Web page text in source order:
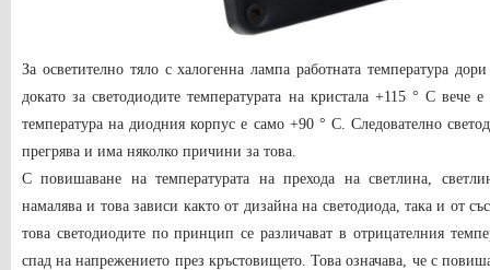
За осветително тяло с халогенна лампа работната температура
докато за светодиодите температурата на кристала +115 ° C вече
температура на диодния корпус е само +90 ° C. Следователно
прегрява и има няколко причини за това.
С повишаване на температурата на прехода на светлина,
намалява и това зависи както от дизайна на светодиода, така и от
това светодиодите по принцип се различават в отрицателния
спад на напрежението през кръстовището. Това означава, че с